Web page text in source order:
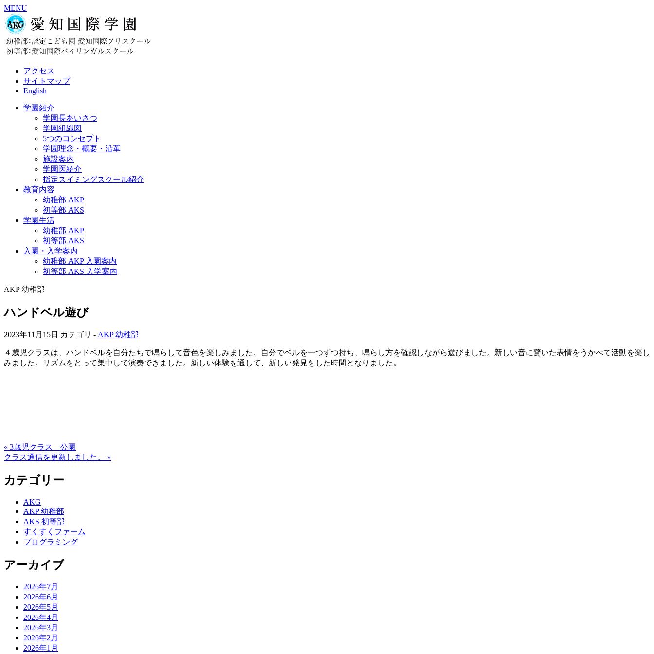
MENU
アクセス
サイトマップ
English
学園紹介
学園長あいさつ
学園組織図
5つのコンセプト
学園理念・概要・沿革
施設案内
学園医紹介
指定スイミングスクール紹介
教育内容
幼稚部 AKP
初等部 AKS
学園生活
幼稚部 AKP
初等部 AKS
入園・入学案内
幼稚部 AKP 入園案内
初等部 AKS 入学案内
AKP 幼稚部
ハンドベル遊び
2023年11月15日 カテゴリ - AKP 幼稚部
４歳児クラスは、ハンドベルを自分たちで鳴らして音色を楽しみました。自分でベルを一つずつ持ち、鳴らし方を確認しながら遊びました。新しい音に驚いた表情をうかべて活動を楽し
みました。リズムをとって集中して演奏できました。新しい体験を通して、新しい発見をした時間となりました。
« 3歳児クラス 公園
クラス通信を更新しました。 »
カテゴリー
AKG
AKP 幼稚部
AKS 初等部
すくすくファーム
プログラミング
アーカイブ
2026年7月
2026年6月
2026年5月
2026年4月
2026年3月
2026年2月
2026年1月